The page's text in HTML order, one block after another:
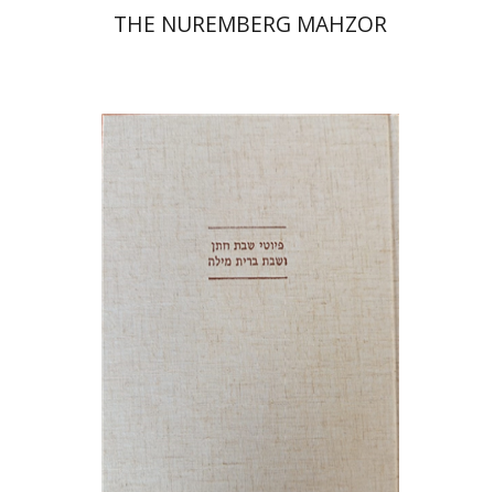
THE NUREMBERG MAHZOR
הנחת אתר ספר מודפס